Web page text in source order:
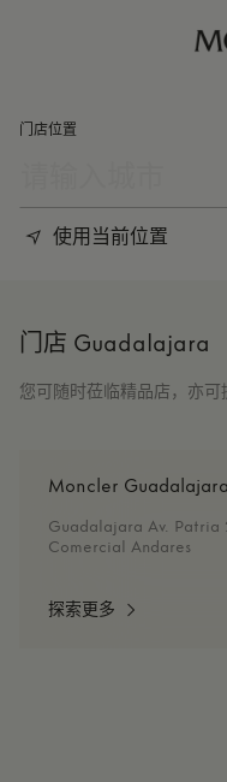
门店位置
使用当前位置
门店 Guadalajara
您可随时莅临精品店，亦可
Moncler
Guadalajara Av.
Comercial Andares
探索更多